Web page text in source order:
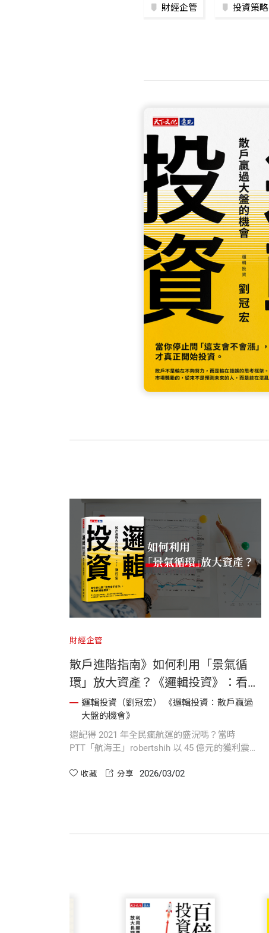
財經企管 投資策略
財經企管
散戶進階指南》如何利用「景氣循
環」放大資產？《邏輯投資》：看懂
「先供不應求、後供過於求」，才不
會買在循環頂點
邏輯投資（劉冠宏） 《邏輯投資：散戶贏過
大盤的機會》
還記得 2021 年全民瘋航運的盛況嗎？當時
PTT「航海王」robertshih 以 45 億元的獲利震撼
露這背後嚴密的「景氣循環」邏輯。帶你了解什
收藏 分享 2026/03/02